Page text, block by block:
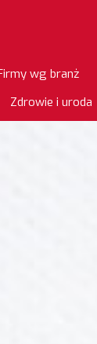
wg branż
Zdrowie i uroda